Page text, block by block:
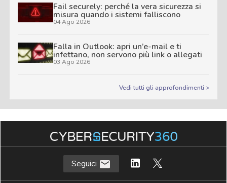
Fail securely: perché la vera sicurezza si
misura quando i sistemi falliscono
04 Ago 2026
Falla in Outlook: apri un’e-mail e ti
infettano, non servono più link o allegati
03 Ago 2026
Vedi tutti gli approfondimenti >
Seguici